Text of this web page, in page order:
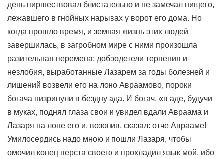
день пиршествовал блистательно и не замечал нищего,
лежавшего в гнойных нарывах у ворот его дома. Но
когда прошло время, и земная жизнь этих людей
завершилась, в загробном мире с ними произошла
разительная перемена: добродетели терпения и
незлобия, выработанные Лазарем за годы болезней и
лишений возвели его на лоно Авраамово, пороки
богача низринули в бездну ада. И богач, «в аде, будучи
в муках, поднял глаза свои и увидел вдали Авраама и
Лазаря на лоне его и, возопив, сказал: отче Аврааме!
Умилосердись надо мною и пошли Лазаря, чтобы
омочил конец перста своего и прохладил язык мой, ибо